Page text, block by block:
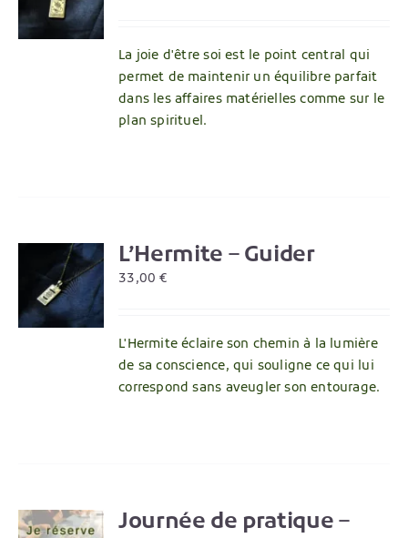
La joie d'être soi est le point central qui
permet de maintenir un équilibre parfait
dans les affaires matérielles comme sur le
plan spirituel.
L’Hermite – Guider
33,00€
L'Hermite éclaire son chemin à la lumière
de sa conscience, qui souligne ce qui lui
correspond sans aveugler son entourage.
Journée de pratique –